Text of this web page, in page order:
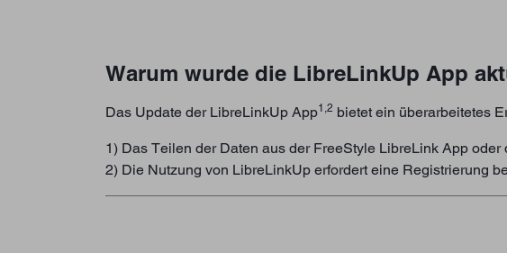
Warum wurde die LibreLinkUp App
Das Update der LibreLinkUp App1,2 bietet ein überarbeitetes
1) Das Teilen der Daten aus der FreeStyle LibreLink App
2) Die Nutzung von LibreLinkUp erfordert eine Registrierung